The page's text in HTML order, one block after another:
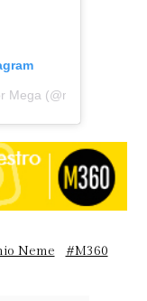
Mega (@mega.tv)
Neme
#M360